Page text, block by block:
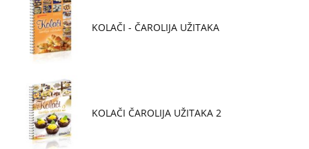
KOLAČI - ČAROLIJA UŽITAKA
KOLAČI ČAROLIJA UŽITAKA 2